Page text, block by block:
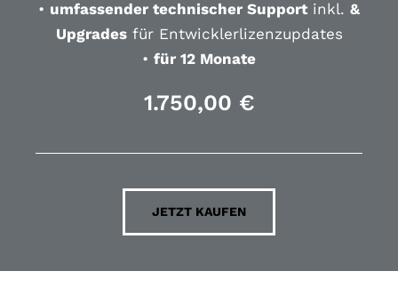
• umfassender technischer Support inkl. &
Upgradesfür Entwicklerlizenzupdates
• für 12 Monate
1.750,00 €
JETZT KAUFEN